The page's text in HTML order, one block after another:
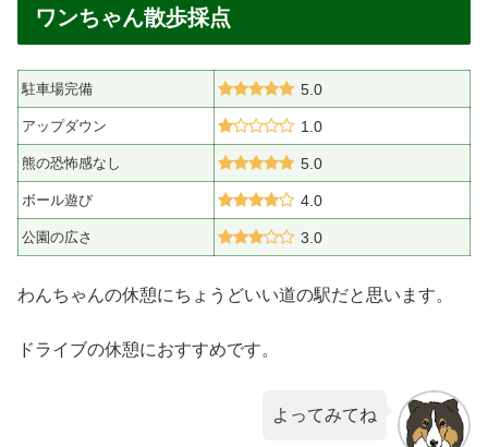
ワンちゃん散歩採点
駐車場完備 5.0
アップダウン 1.0
熊の恐怖感なし 5.0
ボール遊び 4.0
公園の広さ 3.0
わんちゃんの休憩にちょうどいい道の駅だと思います。
ドライブの休憩におすすめです。
よってみてね